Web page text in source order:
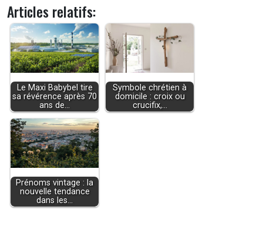
Articles relatifs:
Le Maxi Babybel tire
sa révérence après 70
ans de…
Symbole chrétien à
domicile : croix ou
crucifix,…
Prénoms vintage : la
nouvelle tendance
dans les…